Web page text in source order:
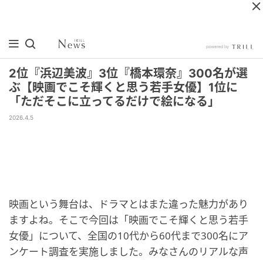
2位『浜辺美波』3位『橋本環奈』300名が選
ぶ【映画でこそ輝くと思う若手女優】1位に
「ただそこに立ってるだけで絵になる」
2026.4.5
映画という舞台は、ドラマとはまた違った魅力があり
ますよね。そこで今回は「映画でこそ輝くと思う若手
女優」について、全国の10代から60代まで300名にア
ンケート調査を実施しました。みなさんのリアルな声